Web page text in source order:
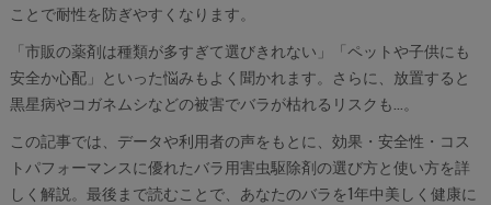
ことで耐性を防ぎやすくなります。
「市販の薬剤は種類が多すぎて選びきれない」「ペットや子供にも
安全か心配」といった悩みもよく聞かれます。さらに、放置すると
黒星病やコガネムシなどの被害でバラが枯れるリスクも…。
この記事では、データや利用者の声をもとに、効果・安全性・コス
トパフォーマンスに優れたバラ用害虫駆除剤の選び方と使い方を詳
しく解説。最後まで読むことで、あなたのバラを1年中美しく健康に